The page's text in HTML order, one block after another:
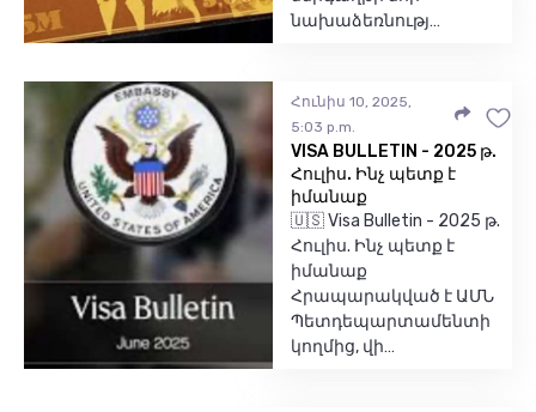
նախաձեռնությ…
Հունիս 10, 2025,
5:03 p.m.
VISA BULLETIN - 2025 թ.
Հուլիս. Ինչ պետք է
իմանաք
🇺🇸 Visa Bulletin - 2025 թ.
Հուլիս. Ինչ պետք է
իմանաք
Հրապարակված է ԱՄՆ
Պետդեպարտամենտի
կողմից, վի…